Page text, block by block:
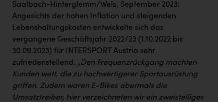
HIG Infomotion Group
IFE Austria GmbH
Immotech
INTERSPAR
INTERSPORT Austria
Jesolo
Saalbach-Hinterglemm/Wels, September 2023:
Angesichts der hohen Inflation und steigenden
Lebenshaltungskosten entwickelte sich das
vergangene Geschäftsjahr 2022/23 (1.10.2022 bis
30.09.2023) für INTERSPORT Austria sehr
zufriedenstellend. „Den Frequenzrückgang machten
Kunden wett, die zu hochwertigerer Sportausrüstung
griffen. Zudem waren E-Bikes abermals die
Umsatztreiber, hier verzeichneten wir ein zweistelliges